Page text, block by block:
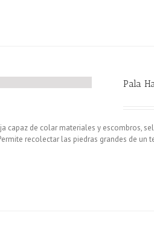
Pala
capaz de colar materiales y escombros,
recolectar las piedras grandes de un